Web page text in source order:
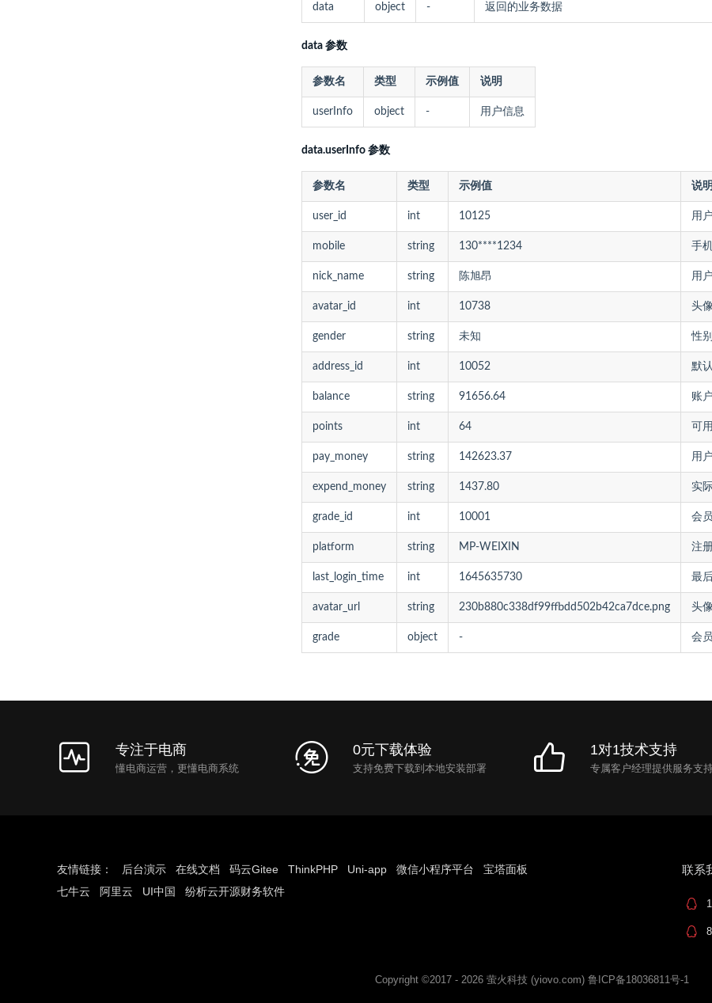
data object - 返回的业务数据
data 参数
参数名 类型 示例值 说明
userInfo object - 用户信息
data.userInfo 参数
参数名 类型 示例值 说明
user_id int 10125 用
mobile string 130****1234 手
nick_name string 陈旭昂 用
avatar_id int 10738 头
gender string 未知 性别
address_id int 10052 默
balance string 91656.64 账
points int 64 可
pay_money string 142623.37 用
expend_money string 1437.80 实
grade_id int 10001 会
platform string MP-WEIXIN 注
last_login_time int 1645635730 最
avatar_url string 230b880c338df99ffbdd502b42ca7dce.png 头
grade object - 会
专注于电商
懂电商运营，更懂电商系统
0元下载体验
支持免费下载到本地安装部署
1对1技术支持
专属客户经理提供服务支
友情链接： 后台演示 在线文档 码云Gitee ThinkPHP Uni-app 微信小程序平台
宝塔面板
七牛云
阿里云 UI中国 纷析云开源财务软件
联系
Copyright ©2017 - 2026 萤火科技 (yiovo.com) 鲁ICP备18036811号-1